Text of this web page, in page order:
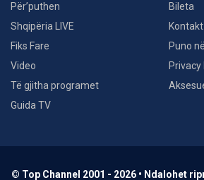
Për’puthen
Shqipëria LIVE
Fiks Fare
Video
Të gjitha programet
Guida TV
Bileta
Kontakt
Puno
Privacy
© Top Channel 2001 - 2026 • Ndalohet